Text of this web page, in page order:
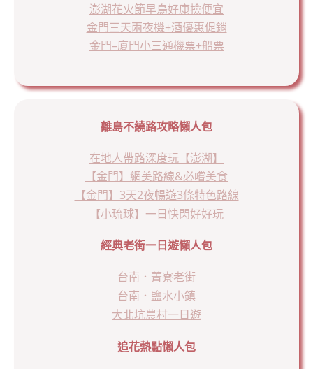
澎湖花火節早鳥好康撿便宜
金門三天兩夜機+酒優惠促銷
金門–廈門小三通機票+船票
離島不繞路攻略懶人包
在地人帶路深度玩【澎湖】
【金門】網美路線&必嚐美食
【金門】3天2夜暢遊3條特色路線
【小琉球】一日快閃好好玩
經典老街一日遊懶人包
台南．菁寮老街
台南．鹽水小鎮
大北坑農村一日遊
追花熱點懶人包